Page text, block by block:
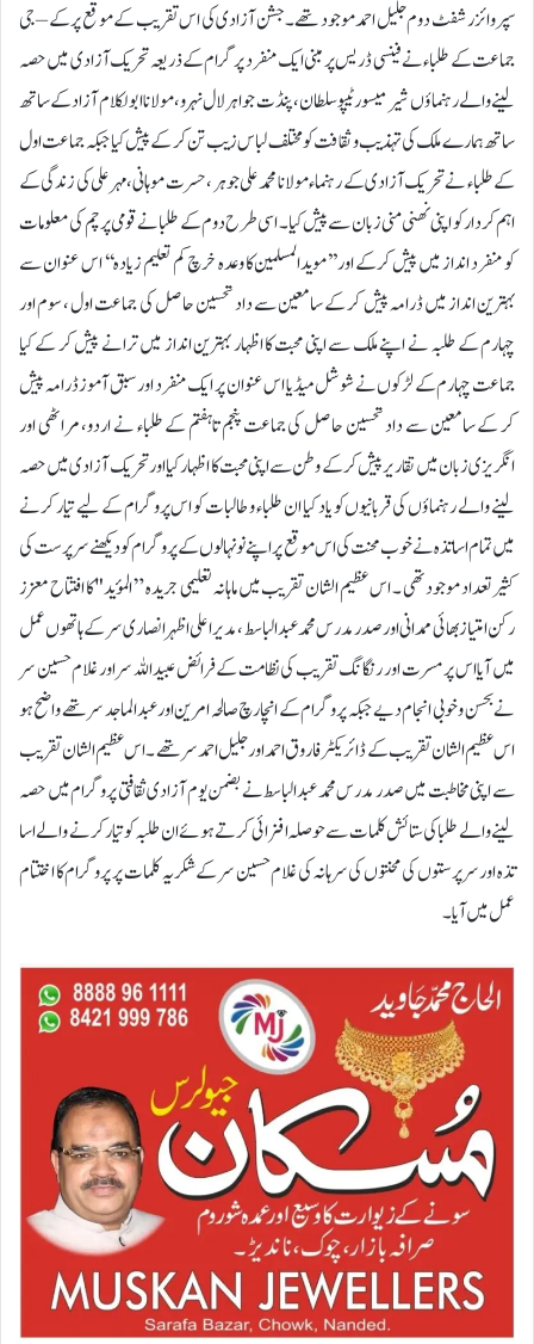
سپروائزر شفٹ دوم جلیل احمد موجود تھے ۔جشن آزادی کی اس تقریب کے موقع پر کے – جی
جماعت کے طلباء نے فینسی ڈریس پر مبنی ایک منفرد پرگرام کے ذریعہ تحریک آزادی میں حصہ
لینے والے رہنماؤں شیر میسور ٹیپو سلطان ، پنڈت جواہر لال نہرو ، مولانا ابولکلام آزاد کے ساتھ
ساتھ ہمارے ملک کی تہذیب و ثقافت کو مختلف لباس زیب تن کر کے پیش کیا جبکہ جماعت اول
کے طلباء نے تحر یک آزادی کے رہنماء مولانا محمد علی جوہر ، حسرت موہانی ، مہر علی کی زندگی کے
اہم کردار کو اپنی نھنی منی زبان سے پیش کیا ۔ اسی طرح دوم کے طلبا نے قومی پرچم کی معلومات
کو منفرد انداز میں پیش کرکے اور ’’مویدالمسلمین کا وعدہ خرچ کم تعلیم زیادہ‘‘ اس عنوان سے
بہترین انداز میں ڈرامہ پیش کر کے سامعین سے داد تحسین حاصل کی جماعت اول ، سوم اور
چہارم کے طلبہ نے اپنے ملک سے اپنی محبت کا اظہار بہترین انداز میں ترانے پیش کر کے کیا
جماعت چہارم کے لڑکوں نے شوشل میڈیا اس عنوان پر ایک منفرد اور سبق آموز ڈرامہ پیش
کر کے سامعین سے داد تحسین حاصل کی جماعت پنجم تاہفتم کے طلباء نے اردو، مراٹھی اور
انگریزی زبان میں تقاریر پیش کر کے وطن سے اپنی محبت کا اظہار کیا اور تحریک آزادی میں حصہ
لینے والے رہنماؤں کی قربانیوں کو یاد کیا ان طلباء و طالبات کو اس پروگرام کے لیے تیار کرنے
میں تمام اساتذہ نے خوب محنت کی اس موقع پر اپنے نونہالوں کے پروگرام کو دیکھنےسرپرست کی
کثیر تعداد موجود تھی ۔ اس عظیم الشان تقریب میں ماہانہ تعلیمی جریدہ ” المؤید "کا افتتاح معزز
رکن امتیاز بھائی ممدانی اور صدر مدرس محمد عبدالباسط ، مدیر اعلی اظہر انصاری سر کے ہاتھوں عمل
میں آیا اس پر مسرت اور رنگانگ تقریب کی نظامت کے فرائض عبیداللہ سر اور غلام حسین سر
نے بحسن و خوبی انجام دیے جبکہ پروگرام کے انچارچ صالحہ امرین اور عبدالماجد سر تھے واضح ہو
اس عظیم الشان تقریب کے ڈائریکٹر فاروق احمد اور جلیل احمد سر تھے ۔ اس عظیم الشان تقریب
سے اپنی مخاطبت میں صدر مدرس محمد عبدالباسط نے بضمن یوم آزادی ثقافتی پروگرام میں حصہ
لینے والے طلبا کی ستائش کلمات سے حوصلہ افزائی کرتے ہوئے ان طلبہ کو تیار کرنے والے اسا
تذہ اور سرپرستوں کی محنتوں کی سرہانہ کی غلام حسین سر کے شکریہ کلمات پر پروگرام کا اختتام
عمل میں آیا۔